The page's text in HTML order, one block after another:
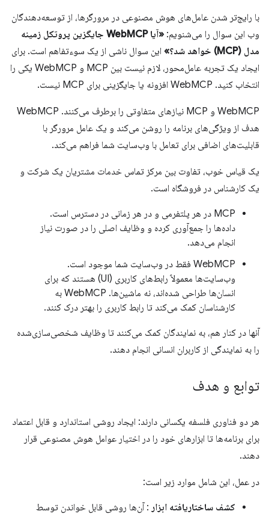
با رایج‌تر شدن عامل‌های هوش مصنوعی در مرورگرها، از توسعه‌دهندگان
وب این سوال را می‌شنویم:
«آیا WebMCP جایگزین پروتکل زمینه
مدل (MCP) خواهد شد؟»
این سوال ناشی از یک سوءتفاهم است. برای
ایجاد یک تجربه عامل‌محور، لازم نیست بین MCP و WebMCP یکی را
انتخاب کنید. WebMCP افزونه یا جایگزینی برای MCP نیست.
WebMCP و MCP نیازهای متفاوتی را برطرف می‌کنند. WebMCP
هدف از ویژگی‌های برنامه را روشن می‌کند و یک عامل مرورگر با
قابلیت‌های اضافی برای تعامل با وب‌سایت شما فراهم می‌کند.
یک قیاس خوب، تفاوت بین مرکز تماس خدمات مشتریان یک شرکت و
یک کارشناس در فروشگاه است.
MCP در هر پلتفرمی و در هر زمانی در دسترس است.
داده‌ها را جمع‌آوری کرده و وظایف اصلی را در صورت نیاز
انجام می‌دهد.
WebMCP فقط در وب‌سایت شما موجود است.
وب‌سایت‌ها معمولاً رابط‌های کاربری (UI) هستند که برای
انسان‌ها طراحی شده‌اند، نه ماشین‌ها. WebMCP به
کارشناسان کمک می‌کند تا رابط کاربری را بهتر درک کنند.
آنها در کنار هم، به نمایندگان کمک می‌کنند تا وظایف شخصی‌سازی‌شده
را به نمایندگی از کاربران انسانی انجام دهند.
توابع و هدف
هر دو فناوری فلسفه یکسانی دارند: ایجاد روشی استاندارد و قابل اعتماد
برای برنامه‌ها تا ابزارهای خود را در اختیار عوامل هوش مصنوعی قرار
دهند.
در عمل، این شامل موارد زیر است:
کشف ساختاریافته ابزار : آن‌ها روشی قابل خواندن توسط